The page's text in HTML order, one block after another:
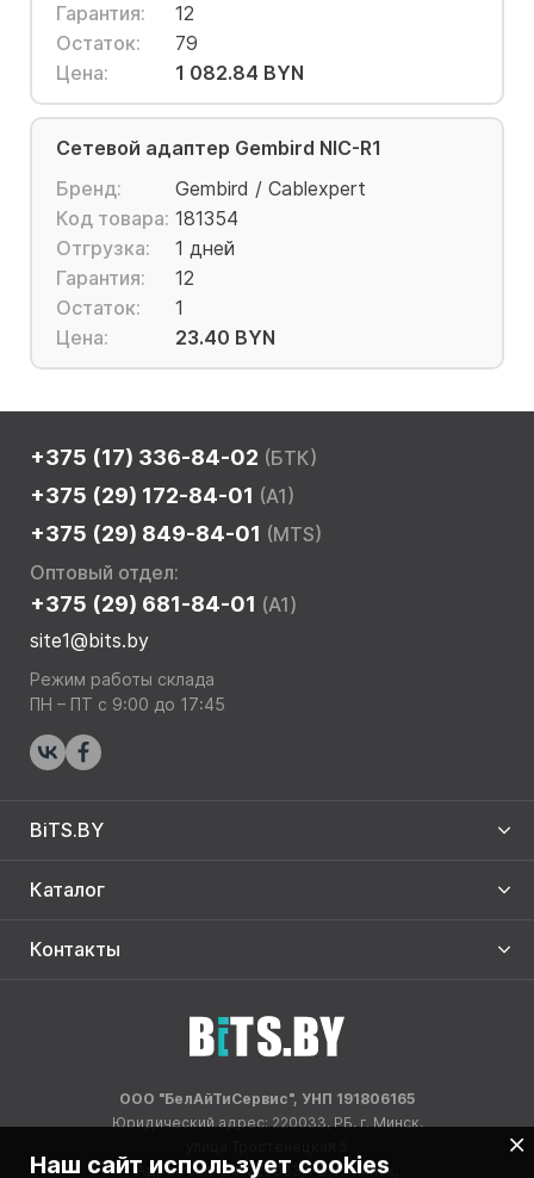
Гарантия:
12
Остаток:
79
Цена:
1 082.84 BYN
Сетевой адаптер Gembird NIC-R1
Бренд:
Gembird / Cablexpert
Код товара: 181354
Отгрузка:
1 дней
Гарантия:
12
Остаток:
1
Цена:
23.40 BYN
+375 (17) 336-84-02 (БТК)
+375 (29) 172-84-01 (A1)
+375 (29) 849-84-01 (MTS)
Оптовый отдел:
+375 (29) 681-84-01 (A1)
site1@bits.by
Режим работы склада
ПН – ПТ с 9:00 до 17:45
BiTS.BY
Каталог
Контакты
ООО "БелАйТиСервис", УНП 191806165
Юридический адрес: 220033, РБ, г. Минск,
Адрес склада: 220033, РБ, г. Минск,
Наш сайт использует cookies